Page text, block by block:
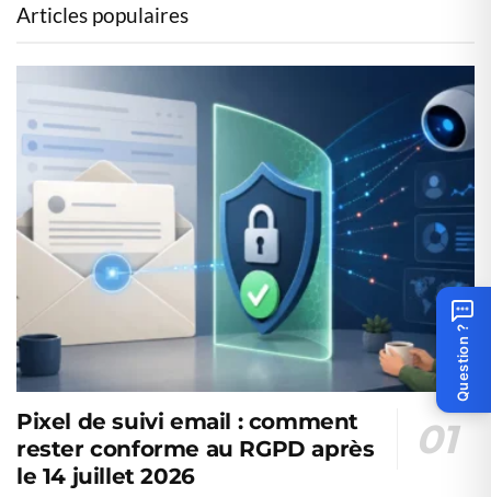
Articles populaires
Pixel de suivi email : comment
rester conforme au RGPD après
le 14 juillet 2026
Question ?